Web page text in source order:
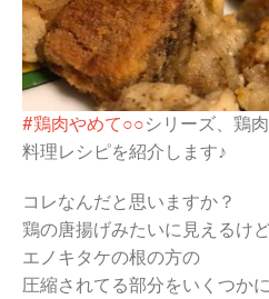
#鶏肉やめて○○シリーズ、鶏
料理レシピを紹介します♪
コレなんだと思いますか？
鶏の唐揚げみたいに見えるけど
エノキタケの根の方の
圧縮されてる部分をいくつかに